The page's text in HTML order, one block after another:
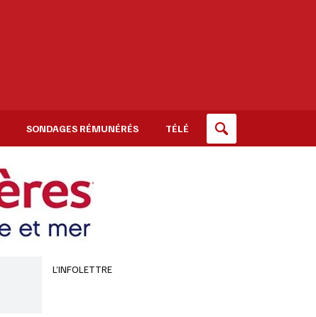
SONDAGES RÉMUNÉRÉS TÉLÉ
L’INFOLETTRE